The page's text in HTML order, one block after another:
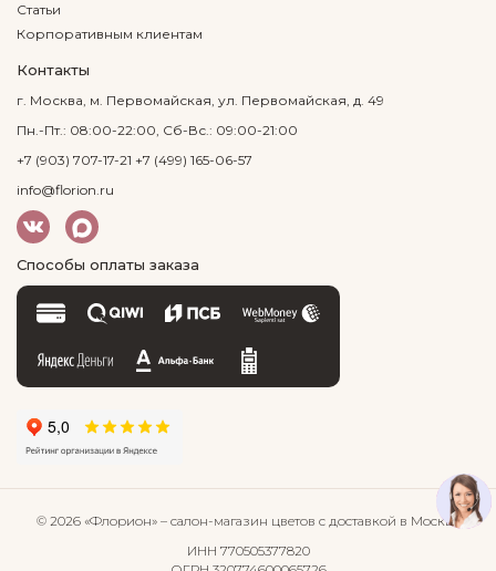
Статьи
Корпоративным клиентам
Контакты
г. Москва, м. Первомайская, ул. Первомайская, д. 49
Пн.-Пт.: 08:00-22:00, Сб-Вс.: 09:00-21:00
+7 (903) 707-17-21 +7 (499) 165-06-57
info@florion.ru
Способы оплаты заказа
© 2026 «Флорион» – салон-магазин цветов с доставкой в Москве
ИНН 770505377820